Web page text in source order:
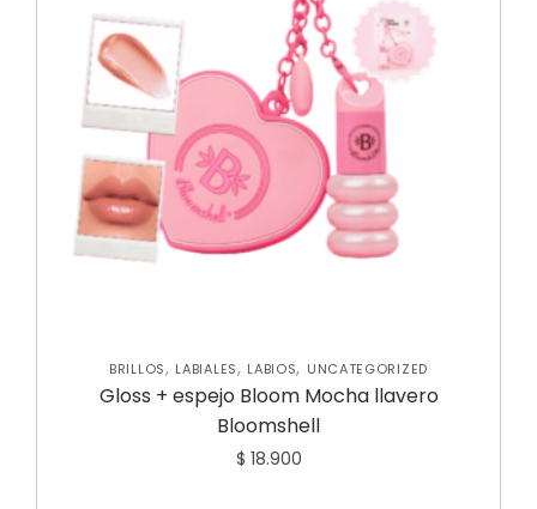
BRILLOS, LABIALES, LABIOS, UNCATEGORIZED
Gloss + espejo Bloom Mocha llavero
Bloomshell
$ 18.900